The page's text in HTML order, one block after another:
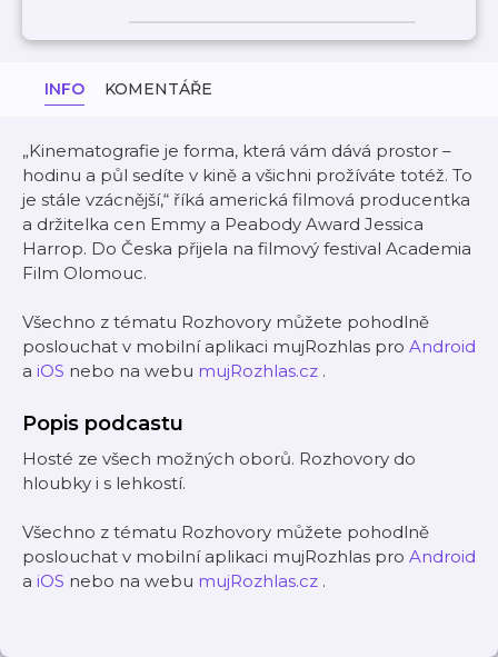
INFO KOMENTÁŘE
„Kinematografie je forma, která vám dává prostor –
hodinu a půl sedíte v kině a všichni prožíváte totéž. To
je stále vzácnější,“ říká americká filmová producentka
a držitelka cen Emmy a Peabody Award Jessica
Harrop. Do Česka přijela na filmový festival Academia
Film Olomouc.
Všechno z tématu Rozhovory můžete pohodlně
poslouchat v mobilní aplikaci mujRozhlas pro Android
a iOS nebo na webu mujRozhlas.cz .
Popis podcastu
Hosté ze všech možných oborů. Rozhovory do
hloubky i s lehkostí.
Všechno z tématu Rozhovory můžete pohodlně
poslouchat v mobilní aplikaci mujRozhlas pro Android
a iOS nebo na webu mujRozhlas.cz .